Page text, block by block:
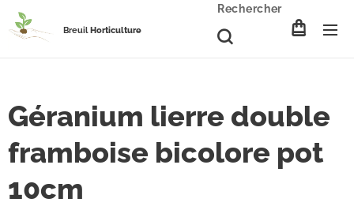
BreuilHorticulture
Rechercher
Géranium lierre double
framboise bicolore pot
10cm